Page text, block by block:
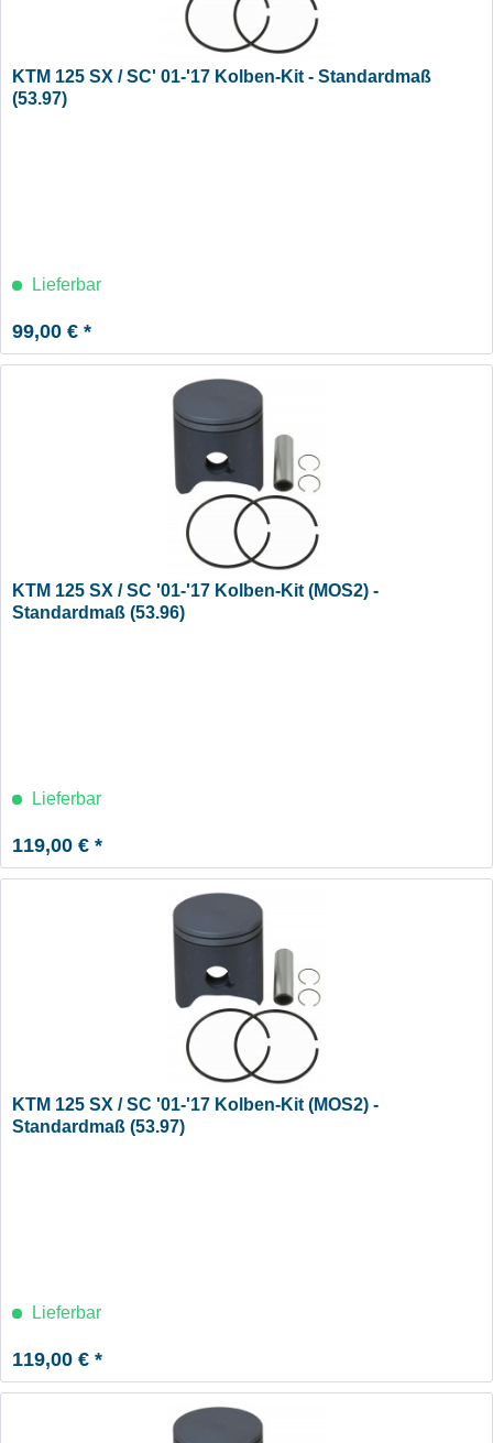
KTM 125 SX / SC' 01-'17 Kolben-Kit - Standardmaß
(53.97)
Lieferbar
99,00 € *
KTM 125 SX / SC '01-'17 Kolben-Kit (MOS2) -
Standardmaß (53.96)
Lieferbar
119,00 € *
KTM 125 SX / SC '01-'17 Kolben-Kit (MOS2) -
Standardmaß (53.97)
Lieferbar
119,00 € *